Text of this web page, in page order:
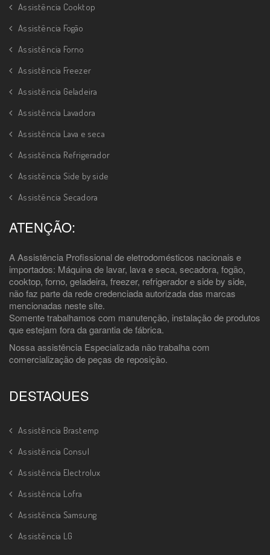
Assistência Cooktop
Assistência Fogão
Assistência Forno
Assistência Freezer
Assistência Geladeira
Assistência Lavadora
Assistência Lava e seca
Assistência Refrigerador
Assistência Side by side
Assistência Secadora
ATENÇÃO:
A Assistência Profissional de eletrodomésticos nacionais e
importados: Máquina de lavar, lava e seca, secadora, fogão,
cooktop, forno, geladeira, freezer, refrigerador e side by side,
não faz parte da rede credenciada autorizada das marcas
mencionadas neste site.
Somente trabalhamos com manutenção, instalação de produtos
que estejam fora da garantia de fábrica.
Nossa assistência Especializada não trabalha com
comercialização de peças de reposição.
DESTAQUES
Assistência Brastemp
Assistência Consul
Assistência Electrolux
Assistência Lofra
Assistência Samsung
Assistência LG